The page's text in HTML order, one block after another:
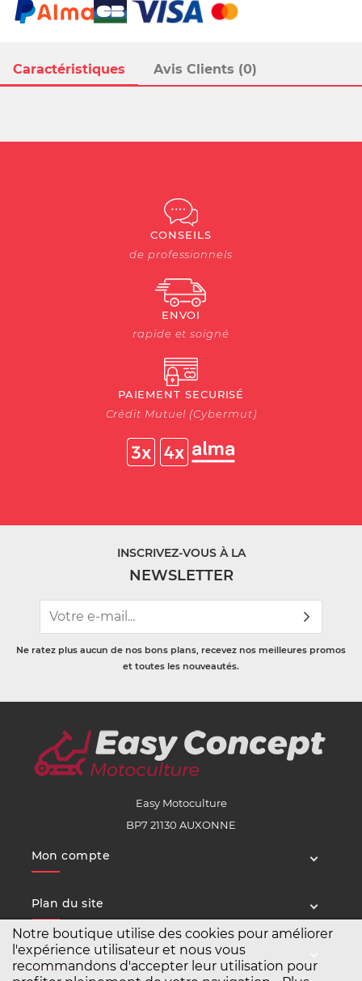
Notre boutique utilise des cookies pour améliorer
l'expérience utilisateur et nous vous
recommandons d'accepter leur utilisation pour
Caractéristiques Avis Clients (0)
CONSEILS
de professionnels
ENVOI
rapide et soigné
PAIEMENT SECURISÉ
Crédit Mutuel (Cybermut)
INSCRIVEZ-VOUS À LA
NEWSLETTER
Ne ratez plus aucun de nos bons plans, recevez nos meilleures promos
et toutes les nouveautés.
Easy Motoculture
BP7 21130 AUXONNE
Mon compte
Plan du site
Service client